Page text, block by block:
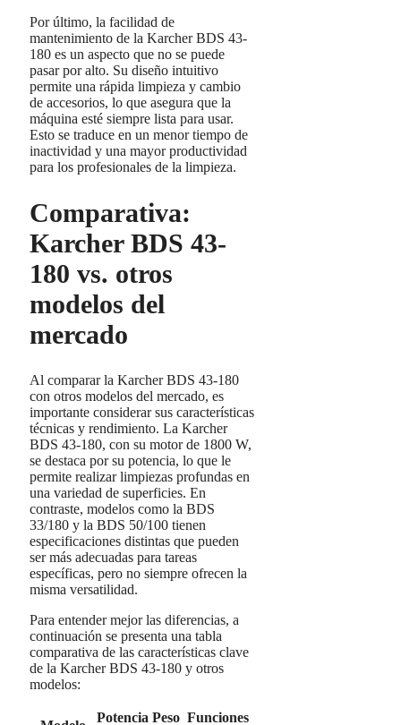
Por último, la facilidad de
mantenimiento de la Karcher BDS 43-
180 es un aspecto que no se puede
pasar por alto. Su diseño intuitivo
permite una rápida limpieza y cambio
de accesorios, lo que asegura que la
máquina esté siempre lista para usar.
Esto se traduce en un menor tiempo de
inactividad y una mayor productividad
para los profesionales de la limpieza.
Comparativa:
Karcher BDS 43-
180 vs. otros
modelos del
mercado
Al comparar la Karcher BDS 43-180
con otros modelos del mercado, es
importante considerar sus características
técnicas y rendimiento. La Karcher
BDS 43-180, con su motor de 1800 W,
se destaca por su potencia, lo que le
permite realizar limpiezas profundas en
una variedad de superficies. En
contraste, modelos como la BDS
33/180 y la BDS 50/100 tienen
especificaciones distintas que pueden
ser más adecuadas para tareas
específicas, pero no siempre ofrecen la
misma versatilidad.
Para entender mejor las diferencias, a
continuación se presenta una tabla
comparativa de las características clave
de la Karcher BDS 43-180 y otros
modelos:
Potencia Peso Funciones